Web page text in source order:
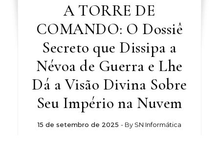
A TORRE DE
COMANDO: O Dossiê
Secreto que Dissipa a
Névoa de Guerra e Lhe
Dá a Visão Divina Sobre
Seu Império na Nuvem
15 de setembro de 2025 - By SN Informática